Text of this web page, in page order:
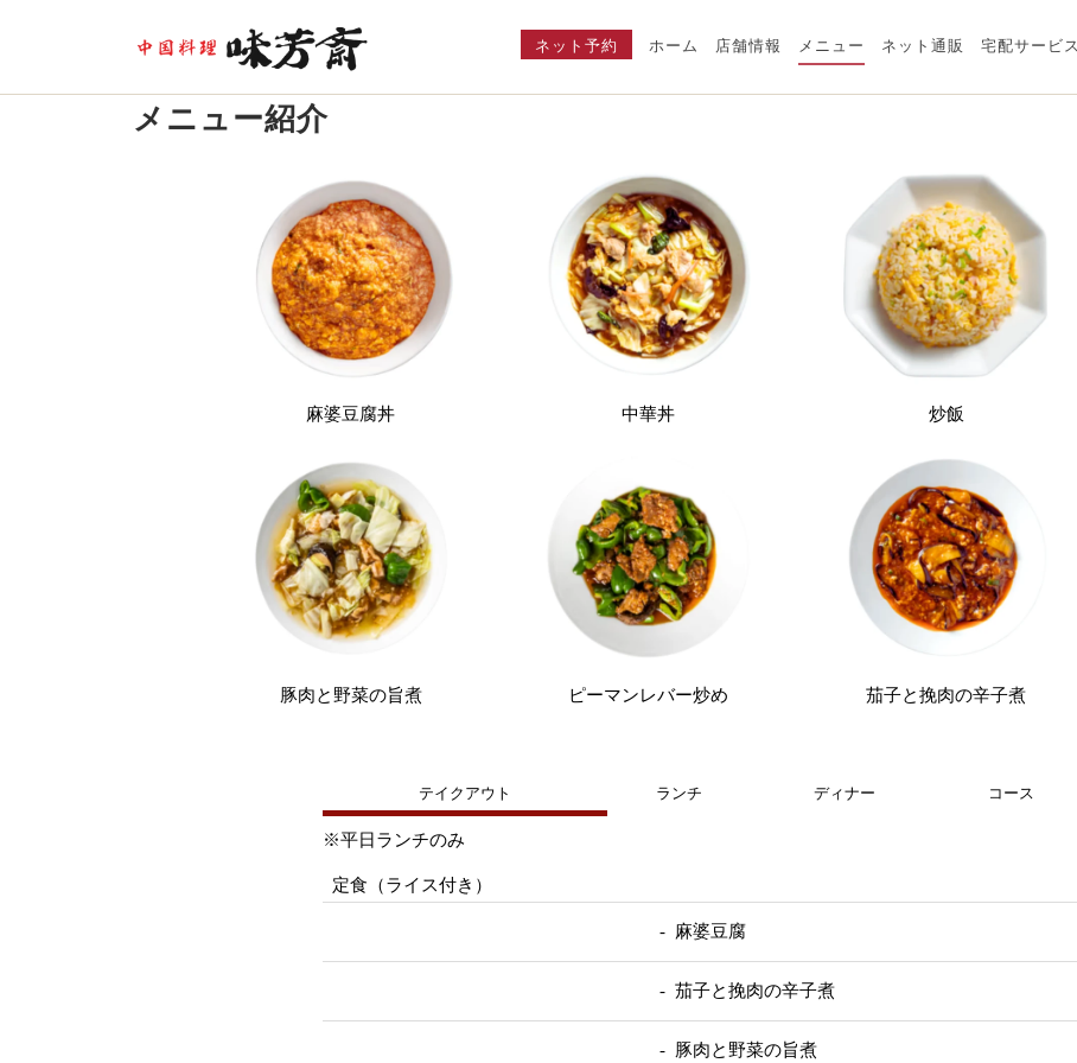
メニュー紹介
麻婆豆腐丼 中華丼 炒飯
豚肉と野菜の旨煮 ピーマンレバー炒め 茄子と挽肉の辛子煮
テイクアウト ランチ ディナー コース
※平日ランチのみ
定食（ライス付き）
- 麻婆豆腐
- 茄子と挽肉の辛子煮
- 豚肉と野菜の旨煮
ネット予約 ホーム 店舗情報 メニュー ネット通販 宅配サービス